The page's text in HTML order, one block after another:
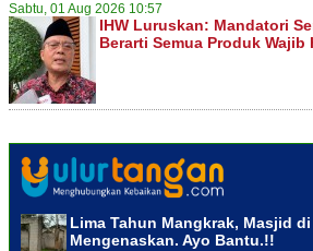
Sabtu, 01 Aug 2026 10:57
IHW Luruskan: Mandatori
Berarti Semua Produk Wajib
Lima Tahun Mangkrak, Masjid
Mengenaskan. Ayo Bantu.!!